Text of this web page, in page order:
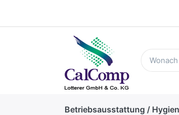
Betriebsausstattung /